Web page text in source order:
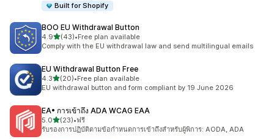
Built for Shopify
BOO EU Withdrawal Button
4.9เต็ม 5 ดาว
(43)
ทั้งหมด 43 รีวิว
•Free plan available
Comply with the EU withdrawal law and send multilingual emails
EU Withdrawal Button Free
4.3เต็ม 5 ดาว
(20)
ทั้งหมด 20 รีวิว
•Free plan available
EU withdrawal button and form compliant by 19 June 2026
EA• การเข้าถึง ADA WCAG EAA
5.0เต็ม 5 ดาว
(23)
ทั้งหมด 23 รีวิว
•ฟรี
รับรองการปฏิบัติตามข้อกำหนดการเข้าถึงสำหรับผู้พิการ: AODA, ADA